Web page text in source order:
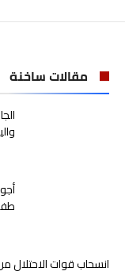
مقالات ساخنة
انسحاب قوات الاحتلال